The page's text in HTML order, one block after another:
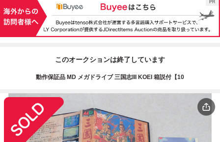
このオークションは終了しています
動作保証品 MD メガドライブ 三国志III KOEI 箱説付【10